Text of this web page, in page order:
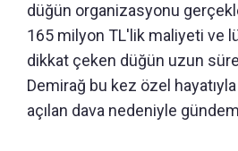
düğün organizasyonu
165 milyon TL'lik maliyeti ve
dikkat çeken düğün uzun
Demirağ bu kez özel
açılan dava nedeniyle